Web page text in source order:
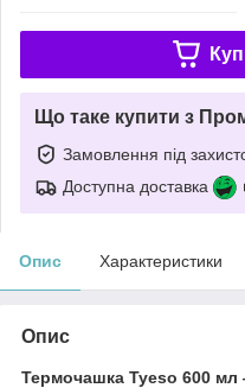
Що таке купити з
Замовлення під
Доступна доставка
Опис Характеристики
Опис
Термочашка Tyeso 600 мл